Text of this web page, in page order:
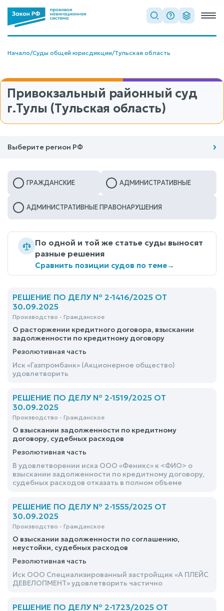
Начало/Суды общей юрисдикции/Тульская область
Привокзальный районный суд
г.Тулы (Тульская область)
Выберите регион РФ
ГРАЖДАНСКИЕ АДМИНИСТРАТИВНЫЕ
АДМИНИСТРАТИВНЫЕ ПРАВОНАРУШЕНИЯ
По одной и той же статье суды выносят
разные решения
Сравнить позиции судов по теме→
РЕШЕНИЕ ПО ДЕЛУ № 2-1416/2025 ОТ
30.09.2025
Производство - Гражданское
О расторжении кредитного договора, взыскании
задолженности по кредитному договору
Резолютивная часть
Иск «Газпромбанк» (Акционерное общество)
удовлетворить
РЕШЕНИЕ ПО ДЕЛУ № 2-1519/2025 ОТ
30.09.2025
Производство - Гражданское
О взыскании задолженности по кредитному
договору, судебных расходов
Резолютивная часть
В удовлетворении иска ООО «Феникс» к <ФИО> о
взыскании задолженности по кредитному договору,
судебных расходов отказать в полном объеме
РЕШЕНИЕ ПО ДЕЛУ № 2-1555/2025 ОТ
30.09.2025
Производство - Гражданское
О взыскании задолженности по соглашению,
неустойки, судебных расходов
Резолютивная часть
Иск ООО Специализированный застройщик «А ПЛЕЙС
ДЕВЕЛОПМЕНТ» удовлетворить частично
РЕШЕНИЕ ПО ДЕЛУ № 2-1723/2025 ОТ